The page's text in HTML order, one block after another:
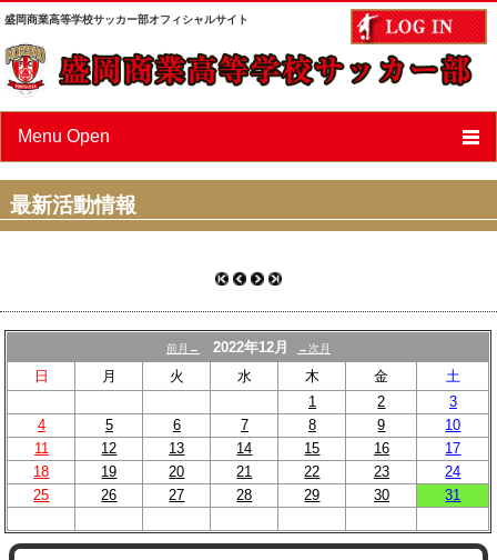
盛岡商業高等学校サッカー部オフィシャルサイト
Menu Open
ニュース
スケジュール
OBページ
あすなろ会（父母会）
リンク
最新活動情報
前月← 2022年12月 →次月
日 月 火 水 木 金
土
1
2
3
4
5 6 7 8 9
10
11
12 13 14 15 16
17
18
19 20 21 22 23
24
25
26 27 28 29 30 31